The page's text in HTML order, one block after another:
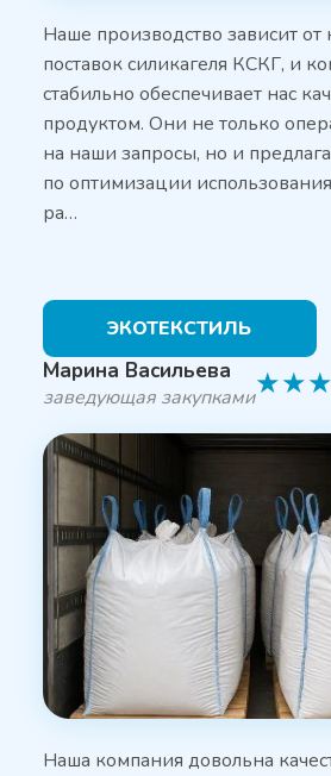
Наше производство зависит
поставок силикагеля КСКГ, и
стабильно обеспечивает нас
продуктом. Они не только
на наши запросы, но и
по оптимизации
ра…
ЭКОТЕКСТИЛЬ
Марина Васильева
заведующая закупками★★★
Наша компания довольна